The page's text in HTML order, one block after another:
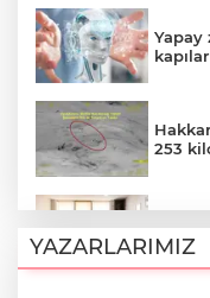
Yapay
253
YAZARLARIMIZ